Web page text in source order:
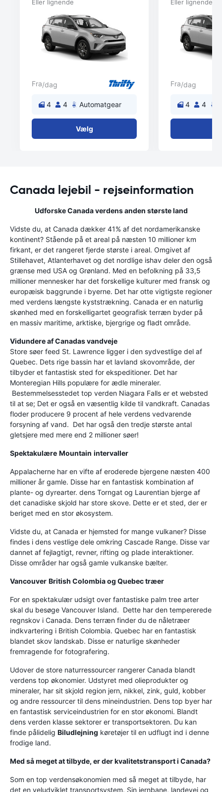
Eller lignende
Fra/dag
4 4 Automatgear
Vælg
Eller lignende
Fra/dag
4 4
Canada lejebil - rejseinformation
Udforske Canada verdens anden største land
Vidste du, at Canada dækker 41% af det nordamerikanske
kontinent? Stående på et areal på næsten 10 millioner km
firkant, er det rangeret fjerde største i areal. Omgivet af
Stillehavet, Atlanterhavet og det nordlige ishav deler den også
grænse med USA og Grønland. Med en befolkning på 33,5
millioner mennesker har det forskellige kulturer med fransk og
europæisk baggrunde i byerne. Det har otte vigtigste regioner
med verdens længste kyststrækning. Canada er en naturlig
skønhed med en forskelligartet geografisk terræn byder på
en massiv maritime, arktiske, bjergrige og fladt område.
Vidundere af Canadas vandveje
Store søer feed St. Lawrence ligger i den sydvestlige del af
Quebec. Dets rige bassin har et lavland skovområde, der
tilbyder et fantastisk sted for ekspeditioner. Det har
Monteregian Hills populære for ædle mineraler.
Bestemmelsesstedet top verden Niagara Falls er et websted
til at se; Det er også en væsentlig kilde til vandkraft. Canadas
floder producere 9 procent af hele verdens vedvarende
forsyning af vand. Det har også den tredje største antal
gletsjere med mere end 2 millioner søer!
Spektakulære Mountain intervaller
Appalacherne har en vifte af eroderede bjergene næsten 400
millioner år gamle. Disse har en fantastisk kombination af
plante- og dyrearter. dens Torngat og Laurentian bjerge af
det canadiske skjold har store skove. Dette er et sted, der er
beriget med en stor økosystem.
Vidste du, at Canada er hjemsted for mange vulkaner? Disse
findes i dens vestlige dele omkring Cascade Range. Disse var
dannet af fejlagtigt, revner, rifting og plade interaktioner.
Disse områder har også gamle vulkanske bælter.
Vancouver British Colombia og Quebec træer
For en spektakulær udsigt over fantastiske palm tree arter
skal du besøge Vancouver Island. Dette har den tempererede
regnskov i Canada. Dens terræn finder du de nåletræer
indkvartering i British Colombia. Quebec har en fantastisk
blandet skov landskab. Disse er naturlige skønheder
fremragende for fotografering.
Udover de store naturressourcer rangerer Canada blandt
verdens top økonomier. Udstyret med olieprodukter og
mineraler, har sit skjold region jern, nikkel, zink, guld, kobber
og andre ressourcer til dens mineindustrien. Dens top byer har
en fantastisk serviceindustrien for en stor økonomi. Blandt
dens verden klasse sektorer er transportsektoren. Du kan
finde pålidelig Biludlejning køretøjer til en udflugt ind i denne
frodige land.
Med så meget at tilbyde, er der kvalitetstransport i Canada?
Som en top verdensøkonomien med så meget at tilbyde, har
det en veludviklet transportsystem. Sin jernbane, landevej og